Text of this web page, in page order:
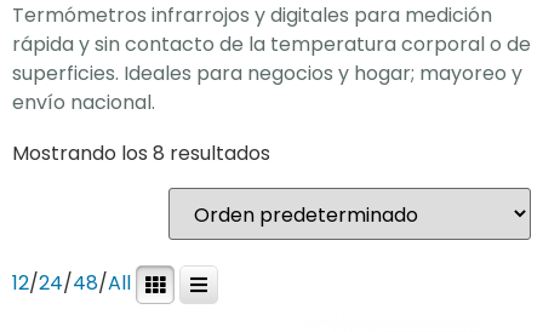
Termómetros infrarrojos y digitales para medición
rápida y sin contacto de la temperatura corporal o de
superficies. Ideales para negocios y hogar; mayoreo y
envío nacional.
Mostrando los 8 resultados
12/24/48/All